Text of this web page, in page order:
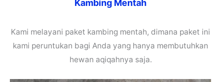
Kambing Mentah
Kami melayani paket kambing mentah, dimana paket ini
kami peruntukan bagi Anda yang hanya membutuhkan
hewan aqiqahnya saja.